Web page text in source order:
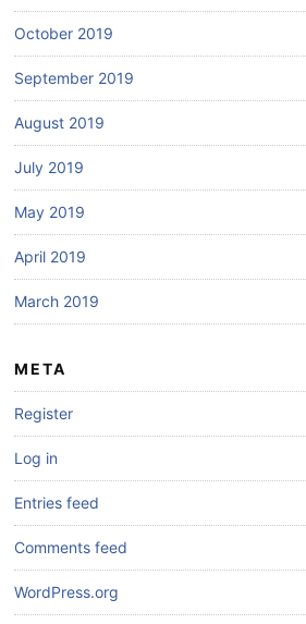
October 2019
September 2019
August 2019
July 2019
May 2019
April 2019
March 2019
META
Register
Log in
Entries feed
Comments feed
WordPress.org